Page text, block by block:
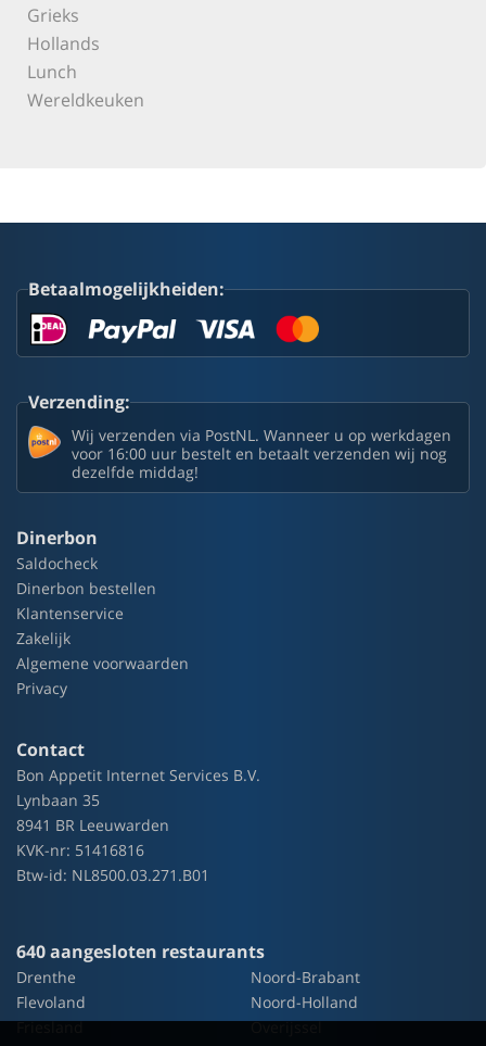
Grieks
Hollands
Lunch
Wereldkeuken
Betaalmogelijkheiden:
Verzending:
Wij verzenden via PostNL. Wanneer u op werkdagen
voor 16:00 uur bestelt en betaalt verzenden wij nog
dezelfde middag!
Dinerbon
Saldocheck
Dinerbon bestellen
Klantenservice
Zakelijk
Algemene voorwaarden
Privacy
Contact
Bon Appetit Internet Services B.V.
Lynbaan 35
8941 BR Leeuwarden
KVK-nr: 51416816
Btw-id: NL8500.03.271.B01
640 aangesloten restaurants
Drenthe
Flevoland
Friesland
Noord-Brabant
Noord-Holland
Overijssel